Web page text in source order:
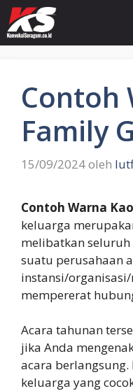
Langsung
ke
isi
Contoh
Family
15/09/2024oleh
Contoh Warna
keluarga
melibatkan
suatu perusahaan
instansi/
mempererat
Acara tahunan
jika Anda
acara
keluarga yang